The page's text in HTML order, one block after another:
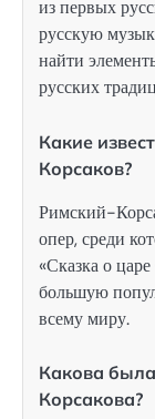
из первых
русскую
найти
русских
Какие
Корсаков?
Римский-
опер, среди
«Сказка о
большую
всему миру.
Какова
Корсакова?